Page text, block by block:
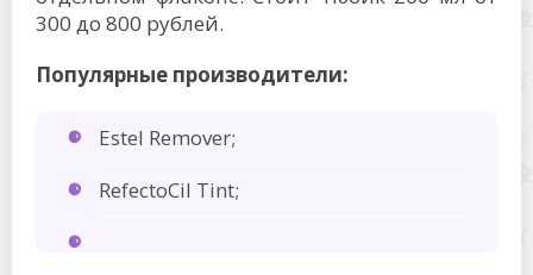
300 до 800 рублей.
Популярные производители:
Estel Remover;
RefectoCil Tint;